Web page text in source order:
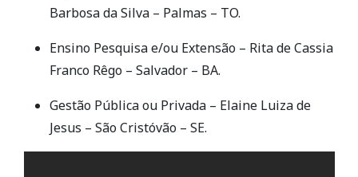
Barbosa da Silva – Palmas – TO.
Ensino Pesquisa e/ou Extensão – Rita de Cassia
Franco Rêgo – Salvador – BA.
Gestão Pública ou Privada – Elaine Luiza de
Jesus – São Cristóvão – SE.